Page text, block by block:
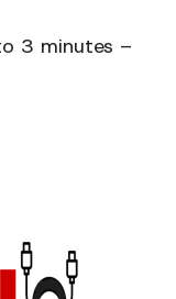
3 minutes –